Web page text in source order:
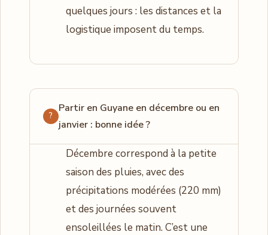
quelques jours : les distances et la
logistique imposent du temps.
Partir en Guyane en décembre ou en
janvier : bonne idée ?
Décembre correspond à la petite
saison des pluies, avec des
précipitations modérées (220 mm)
et des journées souvent
ensoleillées le matin. C’est une